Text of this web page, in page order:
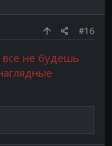
#16
все не будешь